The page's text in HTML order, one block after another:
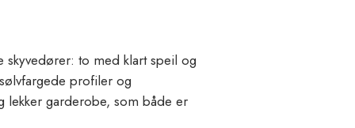
to med klart speil og
profiler og
lekker garderobe, som både er